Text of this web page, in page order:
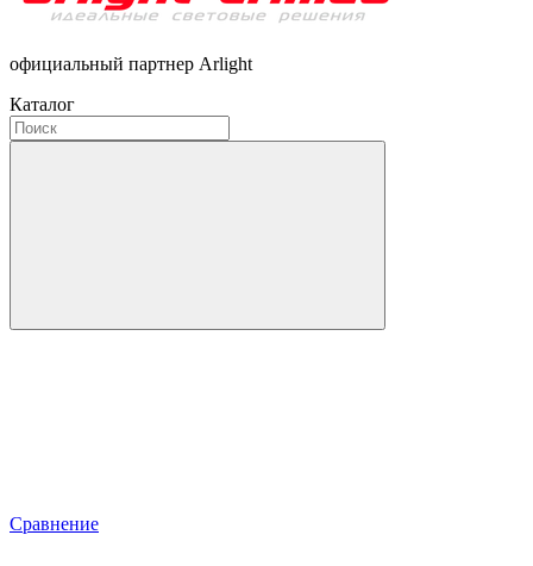
официальный партнер Arlight
Каталог
Сравнение